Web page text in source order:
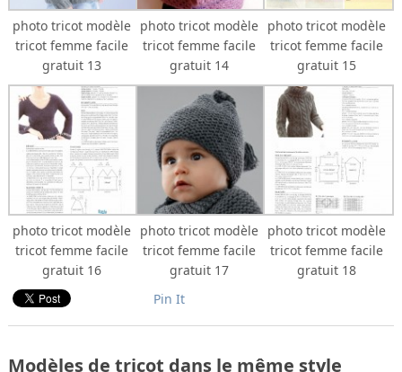
photo tricot modèle
tricot femme facile
gratuit 13
photo tricot modèle
tricot femme facile
gratuit 14
photo tricot modèle
tricot femme facile
gratuit 15
photo tricot modèle
tricot femme facile
gratuit 16
photo tricot modèle
tricot femme facile
gratuit 17
photo tricot modèle
tricot femme facile
gratuit 18
Pin It
Modèles de tricot dans le même style